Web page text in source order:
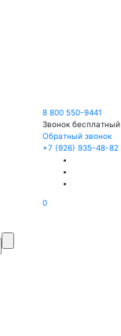
8 800 550-9441
Звонок бесплатный
Обратный звонок
+7 (926) 935-48-82
0